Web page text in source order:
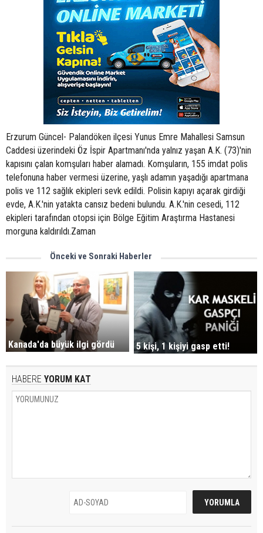
Erzurum Güncel- Palandöken ilçesi Yunus Emre Mahallesi Samsun
Caddesi üzerindeki Öz İspir Apartmanı'nda yalnız yaşan A.K. (73)'nin
kapısını çalan komşuları haber alamadı. Komşuların, 155 imdat polis
telefonuna haber vermesi üzerine, yaşlı adamın yaşadığı apartmana
polis ve 112 sağlık ekipleri sevk edildi. Polisin kapıyı açarak girdiği
evde, A.K.'nin yatakta cansız bedeni bulundu. A.K.'nin cesedi, 112
ekipleri tarafından otopsi için Bölge Eğitim Araştırma Hastanesi
morguna kaldırıldı.Zaman
Önceki ve Sonraki Haberler
Kanada'da büyük ilgi gördü 5 kişi, 1 kişiyi gasp etti!
HABERE YORUM KAT